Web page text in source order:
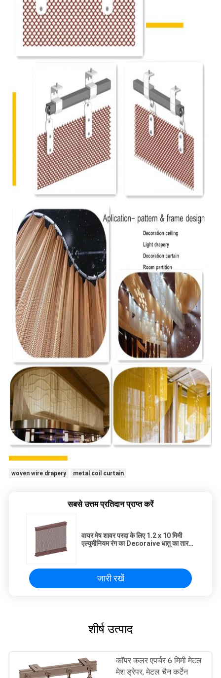
woven wire drapery metal coil curtain
सबसे उत्तम प्रतिदान प्राप्त करें
वायर मेष शावर परदा के लिए 1.2 x 10 मिमी
एल्युमीनियम रंग का Decoraive धातु का तार
जारी रखें
शीर्ष उत्पाद
कॉपर कलर एपर्चर 6 मिमी मेटल
मेश ड्रेपर, मेटल चैन कर्टेन